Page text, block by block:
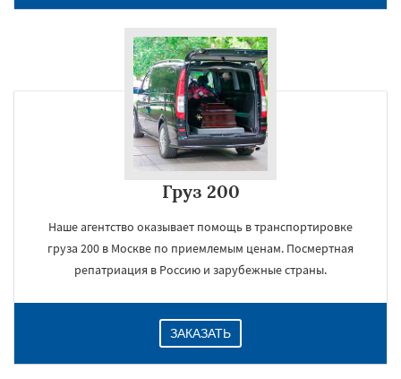
Груз 200
Наше агентство оказывает помощь в транспортировке
груза 200 в Москве по приемлемым ценам. Посмертная
репатриация в Россию и зарубежные страны.
ЗАКАЗАТЬ